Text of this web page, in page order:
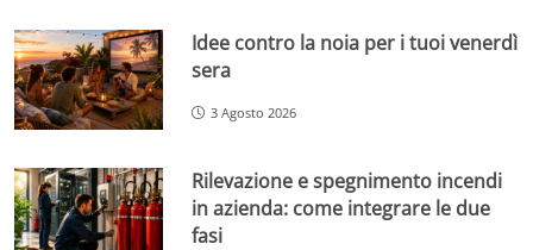
Idee contro la noia per i tuoi venerdì
sera
3 Agosto 2026
Rilevazione e spegnimento incendi
in azienda: come integrare le due
fasi